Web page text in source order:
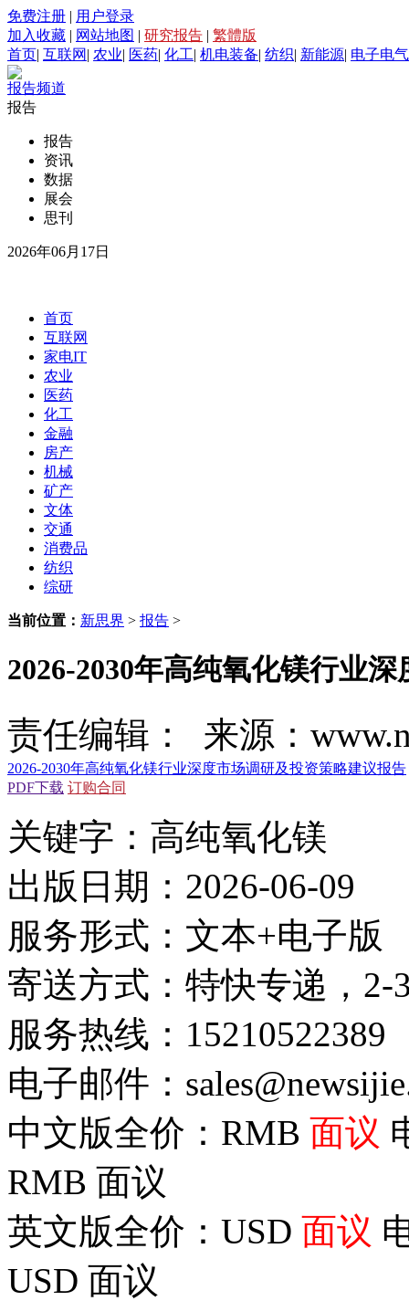
免费注册 | 用户登录
加入收藏 | 网站地图 | 研究报告 | 繁體版
首页| 互联网 | 农业| 医药| 化工| 机电装备| 纺织| 新能源| 电子电气
报告频道
报告
报告
资讯
数据
展会
思刊
2026年06月17日
首页
互联网
家电IT
农业
医药
化工
金融
房产
机械
矿产
文体
交通
消费品
纺织
综研
当前位置： 新思界 > 报告 >
2026-2030年高纯氧化镁行业
责任编辑： 来源：
2026-2030年高纯氧化镁行业深度市场调研及投资策略建议报告
PDF下载 订购合同
关键字：高纯氧化镁
出版日期：2026-06-09
服务形式：文本+电子版
寄送方式：特快专递，2-
服务热线：15210522389
电子邮件：
中文版全价：RMB 面议
RMB 面议
英文版全价：USD 面议
USD 面议